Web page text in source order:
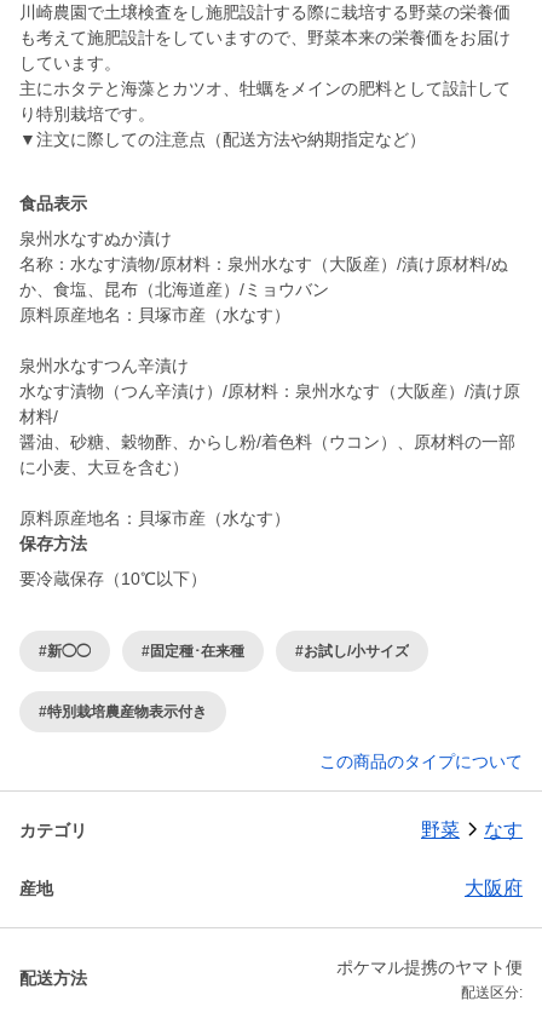
川崎農園で土壌検査をし施肥設計する際に栽培する野菜の栄養価
も考えて施肥設計をしていますので、野菜本来の栄養価をお届け
しています。
主にホタテと海藻とカツオ、牡蠣をメインの肥料として設計して
り特別栽培です。
▼注文に際しての注意点（配送方法や納期指定など）
食品表示
泉州水なすぬか漬け
名称：水なす漬物/原材料：泉州水なす（大阪産）/漬け原材料/ぬ
か、食塩、昆布（北海道産）/ミョウバン
原料原産地名：貝塚市産（水なす）
泉州水なすつん辛漬け
水なす漬物（つん辛漬け）/原材料：泉州水なす（大阪産）/漬け原
材料/
醤油、砂糖、穀物酢、からし粉/着色料（ウコン）、原材料の一部
に小麦、大豆を含む）
保存方法
要冷蔵保存（10℃以下）
#新◯◯ #固定種･在来種 #お試し/小サイズ
#特別栽培農産物表示付き
この商品のタイプについて
カテゴリ 野菜 なす
産地 大阪府
配送方法
ポケマル提携のヤマト便
配送区分: